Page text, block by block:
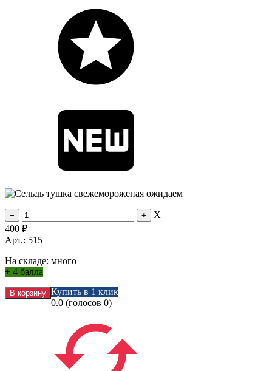
X
400 ₽
Арт.: 515
На складе: много
+ 4 балла
Купить в 1 клик
0.0 (голосов 0)